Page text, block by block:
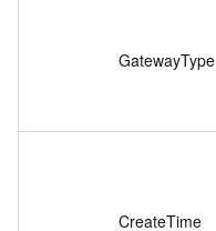
GatewayType
CreateTime